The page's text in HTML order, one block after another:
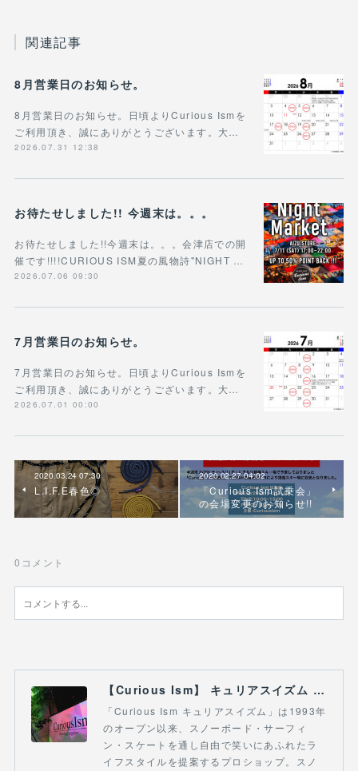
関連記事
8月営業日のお知らせ。
8月営業日のお知らせ。日頃よりCurious Ismを
ご利用頂き、誠にありがとうございます。大…
2026.07.31 12:38
お待たせしました!! 今週末は。。。
お待たせしました!!今週末は。。。会津店での開
催です!!!!CURIOUS ISM夏の風物詩"NIGHT …
2026.07.06 09:30
7月営業日のお知らせ。
7月営業日のお知らせ。日頃よりCurious Ismを
ご利用頂き、誠にありがとうございます。大…
2026.07.01 00:00
2020.03.24 07:30
L.I.F.E春色◎
2020.02.27 04:02
「Curious Ism試乗会」
の会場変更のお知らせ!!
0 コメント
【Curious Ism】 キュリアスイズム l スノーボードショップ サーフショップ 福島県 会津若松市 郡山市 通販
「Curious Ism キュリアスイズム」は1993年
のオープン以来、スノーボード・サーフィ
ン・スケートを通し自由で笑いにあふれたラ
イフスタイルを提案するプロショップ。スノ